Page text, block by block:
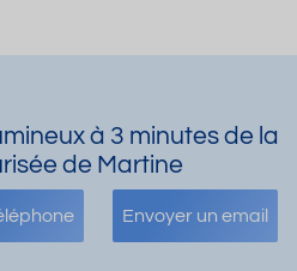
à 3 minutes de la
de Martine
Envoyer un email